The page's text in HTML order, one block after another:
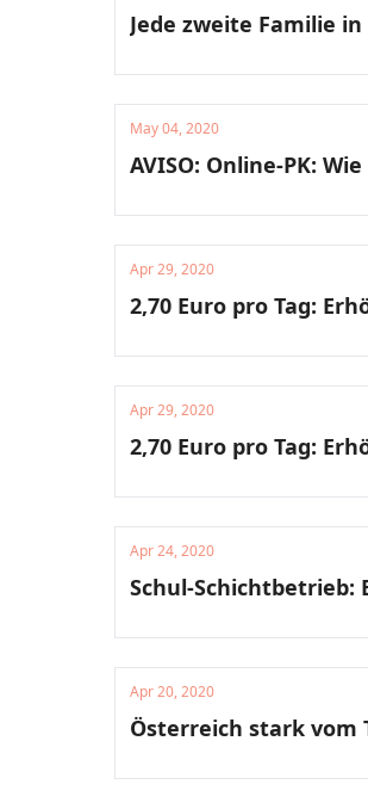
Jede zweite Familie
May 04, 2020
AVISO: Online-PK:
Apr 29, 2020
2,70 Euro pro Tag:
Apr 29, 2020
2,70 Euro pro Tag:
Apr 24, 2020
Schul-Schichtbetrieb:
Apr 20, 2020
Österreich stark vom